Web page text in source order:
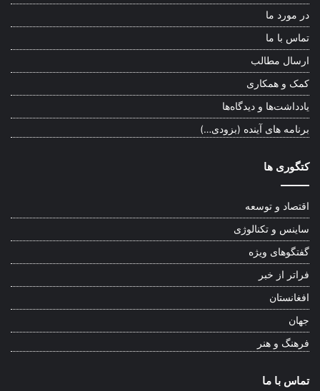
در مورد ما
تماس با ما
ارسال مطالب
کمک و همکاری
یادداشت‌ها و دیدگاه‌ها
برنامه های آینده (بزودی…)
کتگوری ها
اقتصاد و توسعه
ساینس و تکنالوژی
گفتگوهای ویژه
فراتر از خبر
افغانستان
جهان
فرهنگ و هنر
تماس با ما